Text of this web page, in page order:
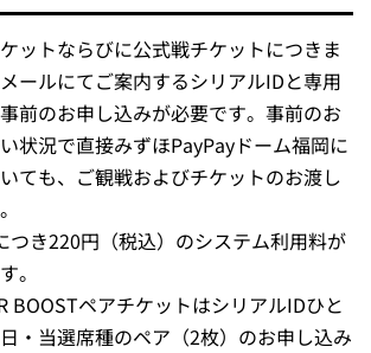
ットならびに公式戦チケットにつきま
ールにてご案内するシリアルIDと専用
前のお申し込みが必要です。事前のお
状況で直接みずほPayPayドーム福岡に
ても、ご観戦およびチケットのお渡し
つき220円（税込）のシステム利用料が
。
BOOSTペアチケットはシリアルIDひと
・当選席種のペア（2枚）のお申し込み